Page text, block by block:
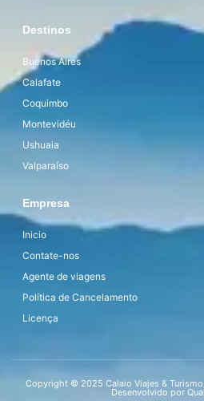
Destinos
Buenos Aires
Calafate
Coquimbo
Montevidéu
Ushuaia
Valparaíso
Empresa
Inicio
Contate-nos
Agente de viagens
Política de Cancelamento
Licença
Copyright © 2025 Calaio Viajes &
Desenvolvido por